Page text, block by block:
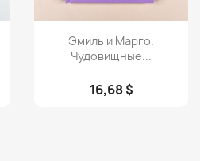
Просмотр
Эмиль и Марго.
Чудовищные...
16,68 $